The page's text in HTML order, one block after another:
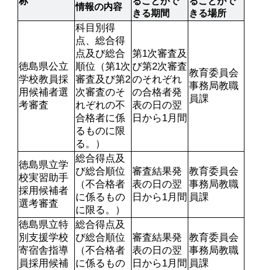
情報の内容
きる期間
きる場所
徳島県公立
学校教員採
用候補者選
考審査
科目別得
点、総合得
点及び総合
順位（第1次
審査及び第2
次審査のそ
れぞれの不
合格者に係
るものに限
る。）
第1次審査及
び第2次審査
のそれぞれ
の合格者発
表の日の翌
日から1月間
教育委員会
事務局教職
員課
徳島県立学
校実習助手
採用候補者
選考審査
総合得点及
び総合順位
（不合格者
に係るもの
に限る。）
審査結果発
表の日の翌
日から1月間
教育委員会
事務局教職
員課
徳島県立特
別支援学校
寄宿舎指導
員採用候補
総合得点及
び総合順位
（不合格者
に係るもの
審査結果発
表の日の翌
日から1月間
教育委員会
事務局教職
員課